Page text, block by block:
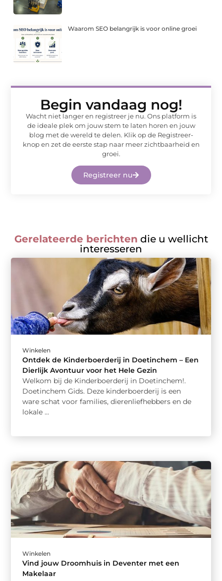
Waarom SEO belangrijk is voor online groei
Begin vandaag nog!
Wacht niet langer en registreer je nu. Ons platform is
de ideale plek om jouw stem te laten horen en jouw
blog met de wereld te delen. Klik op de Registreer-
knop en zet de eerste stap naar meer zichtbaarheid en
groei.
Registreer nu
Gerelateerde berichten die u wellicht
interesseren
Winkelen
Ontdek de Kinderboerderij in Doetinchem – Een
Dierlijk Avontuur voor het Hele Gezin
Welkom bij de Kinderboerderij in Doetinchem!.
Doetinchem Gids. Deze kinderboerderij is een
ware schat voor families, dierenliefhebbers en de
lokale ...
Winkelen
Vind jouw Droomhuis in Deventer met een
Makelaar